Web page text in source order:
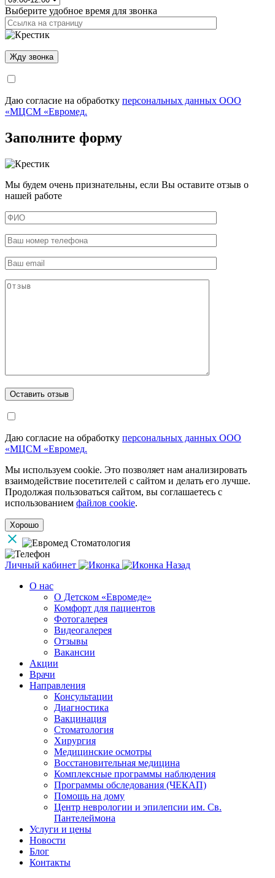
Выберите удобное время для звонка
Даю согласие на обработку персональных данных ООО
«МЦСМ «Евромед.
Заполните форму
Мы будем очень признательны, если Вы оставите отзыв о
нашей работе
Даю согласие на обработку персональных данных ООО
«МЦСМ «Евромед.
Мы используем cookie. Это позволяет нам анализировать
взаимодействие посетителей с сайтом и делать его лучше.
Продолжая пользоваться сайтом, вы соглашаетесь с
использованием файлов cookie.
Хорошо
Личный кабинет
Назад
О нас
О Детском «Евромеде»
Комфорт для пациентов
Фотогалерея
Видеогалерея
Отзывы
Вакансии
Акции
Врачи
Направления
Консультации
Диагностика
Вакцинация
Стоматология
Хирургия
Медицинские осмотры
Восстановительная медицина
Комплексные программы наблюдения
Программы обследования (ЧЕКАП)
Помощь на дому
Центр неврологии и эпилепсии им. Св.
Пантелеймона
Услуги и цены
Новости
Блог
Контакты